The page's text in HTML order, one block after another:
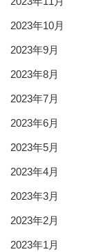
2023年10月
2023年9月
2023年8月
2023年7月
2023年6月
2023年5月
2023年4月
2023年3月
2023年2月
2023年1月